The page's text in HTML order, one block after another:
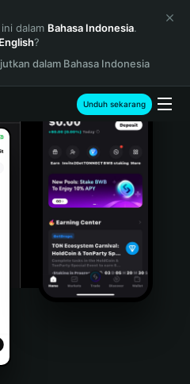
dalam Bahasa Indonesia.
English?
dalam Bahasa Indonesia
Unduh sekarang